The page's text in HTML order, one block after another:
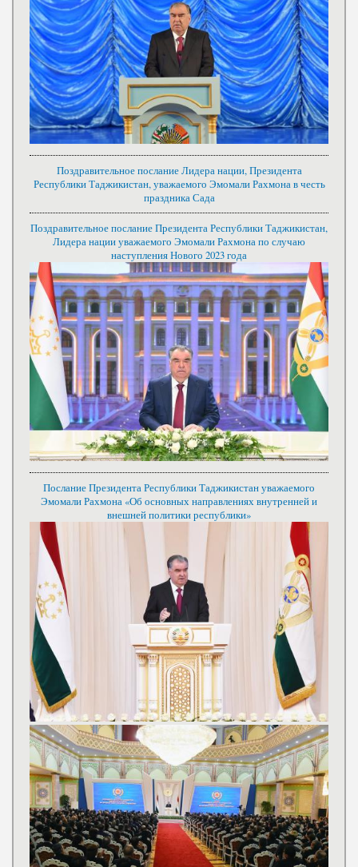
Поздравительное послание Лидера нации, Президента
Республики Таджикистан, уважаемого Эмомали Рахмона в честь
праздника Сада
Поздравительное послание Президента Республики Таджикистан,
Лидера нации уважаемого Эмомали Рахмона по случаю
наступления Нового 2023 года
Послание Президента Республики Таджикистан уважаемого
Эмомали Рахмона «Об основных направлениях внутренней и
внешней политики республики»